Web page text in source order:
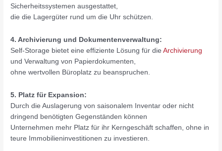
Sicherheitssystemen ausgestattet,
die die Lagergüter rund um die Uhr schützen.
4. Archivierung und Dokumentenverwaltung:
Self-Storage bietet eine effiziente Lösung für dieArchivierung
und Verwaltung von Papierdokumenten,
ohne wertvollen Büroplatz zu beanspruchen.
5. Platz für Expansion:
Durch die Auslagerung von saisonalem Inventar oder nicht
dringend benötigten Gegenständen können
Unternehmen mehr Platz für ihr Kerngeschäft schaffen, ohne in
teure Immobilieninvestitionen zu investieren.